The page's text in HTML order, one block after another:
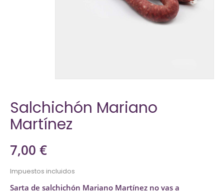
Salchichón Mariano
Martínez
7,00 €
Impuestos incluidos
Sarta de salchichón Mariano Martínez no vas a